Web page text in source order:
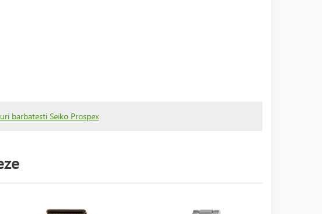
barbatesti Seiko Prospex